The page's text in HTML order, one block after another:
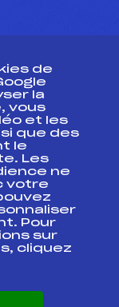
Suivi
de
la
vous
et les
que des
le
Les
ne
votre
Pour
sur
cliquez